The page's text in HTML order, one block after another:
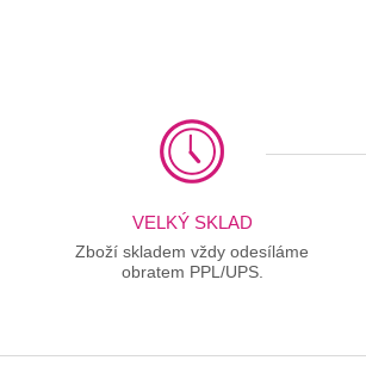
VELKÝ SKLAD
Zboží skladem vždy odesíláme
obratem PPL/UPS.